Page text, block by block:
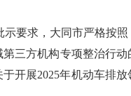
要求，大同市严格按
三方机构专项整治行
开展2025年机动车排